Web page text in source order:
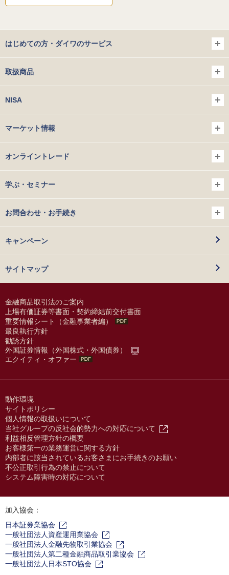
はじめての方・ダイワのサービス
取扱商品
NISA
マーケット情報
オンライントレード
学ぶ・セミナー
お問合わせ・お手続き
キャンペーン
サイトマップ
金融商品取引法のご案内
上場有価証券等書面・契約締結前交付書面
重要情報シート（金融事業者編）
最良執行方針
勧誘方針
外国証券情報（外国株式・外国債券）
エクイティ・オファー
動作環境
サイトポリシー
個人情報の取扱いについて
当社グループの反社会的勢力への対応について
利益相反管理方針の概要
お客様第一の業務運営に関する方針
内部者に該当されているお客さまにお手続きのお願い
不公正取引行為の禁止について
システム障害時の対応について
加入協会：
日本証券業協会
一般社団法人資産運用業協会
一般社団法人金融先物取引業協会
一般社団法人第二種金融商品取引業協会
一般社団法人日本STO協会